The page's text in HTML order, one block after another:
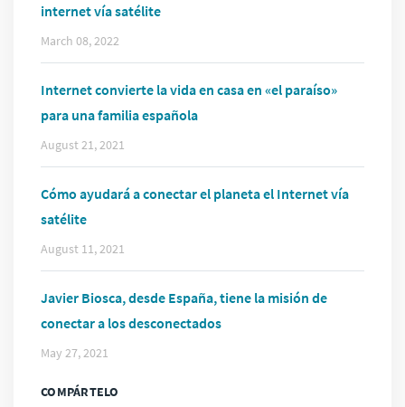
internet vía satélite
March 08, 2022
Internet convierte la vida en casa en «el paraíso»
para una familia española
August 21, 2021
Cómo ayudará a conectar el planeta el Internet vía
satélite
August 11, 2021
Javier Biosca, desde España, tiene la misión de
conectar a los desconectados
May 27, 2021
COMPÁRTELO